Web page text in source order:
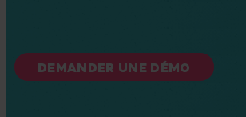
DEMANDER UNE DÉMO